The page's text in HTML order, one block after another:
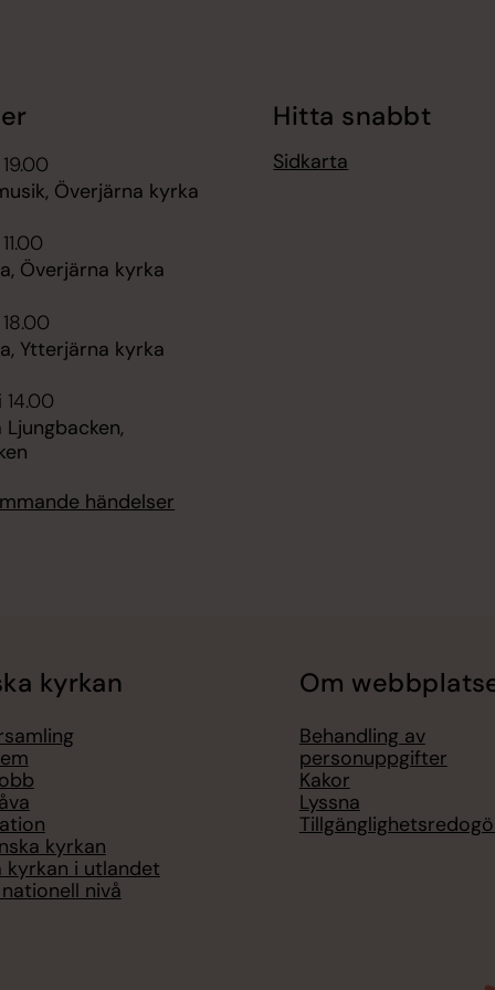
Överjärna kyrka
Överjärna kyrka
Ytterjärna kyrka
14.00
Ljungbacken,
händelser
Hitta snabbt
Sidkarta
kyrkan
kyrkan
kyrkan i utlandet
nivå
Om
Behandling av
personuppgifter
Kakor
Lyssna